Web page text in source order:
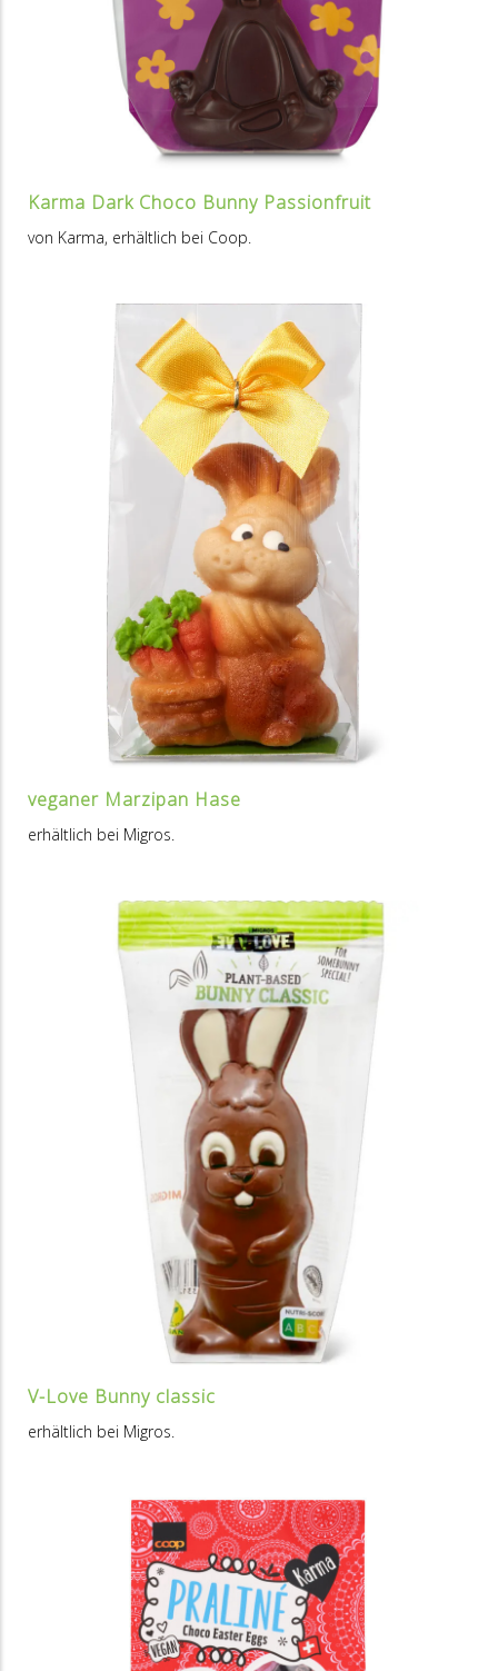
Karma Dark Choco Bunny Passionfruit
von Karma, erhältlich bei Coop.
veganer Marzipan Hase
erhältlich bei Migros.
V-Love Bunny classic
erhältlich bei Migros.